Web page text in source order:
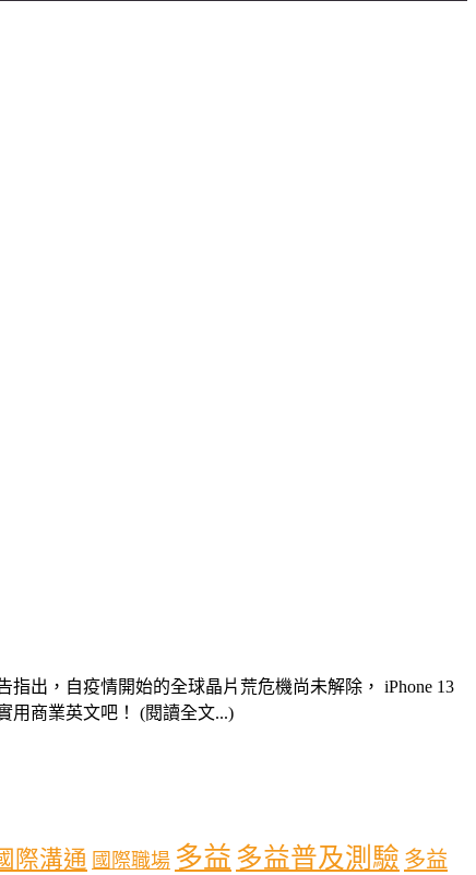
出，自疫情開始的全球晶片荒危機尚未解除， iPhone 13
用商業英文吧！ (閱讀全文...)
際溝通 國際職場 多益 多益普及測驗 多益